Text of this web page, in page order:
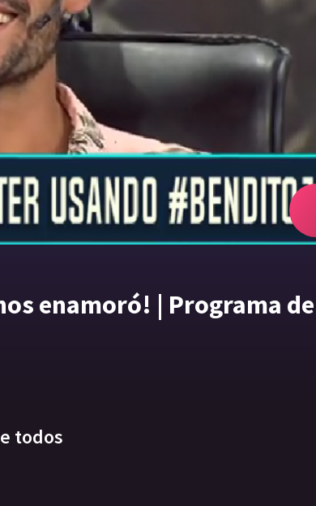
enamoró! | Programa
todos